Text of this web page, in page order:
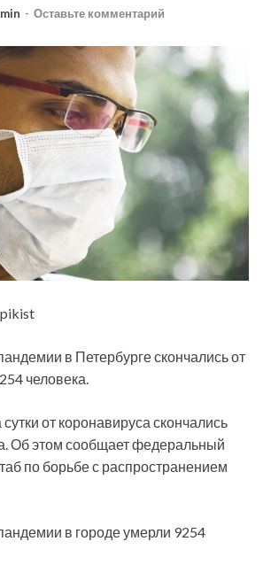
- Оставьте комментарий
в Петербурге скончались от
человека.
от коронавируса скончались
Об этом сообщает федеральный
по борьбе с распространением
в городе умерли 9254